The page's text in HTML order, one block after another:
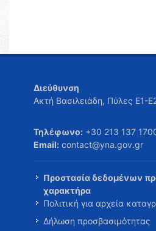
Διεύθυνση
Ακτή Βασιλειάδη, Πύλες Ε1-
Τηλέφωνο: +30 213 137
Email: contact@yna.gov.gr
Προστασία δεδομένων
χαρακτήρα
Πολιτική για αρχεία
Δήλωση προσβασιμότητας